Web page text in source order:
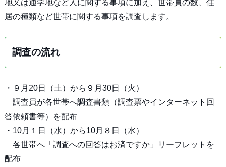
地又は通学地など人に関する事項に加え、世帯員の数、住
居の種類など世帯に関する事項を調査します。
調査の流れ
・９月20日（土）から９月30日（火）
調査員が各世帯へ調査書類（調査票やインターネット回
答依頼書等）を配布
・10月１日（水）から10月８日（水）
各世帯へ「調査への回答はお済ですか」リーフレットを
配布